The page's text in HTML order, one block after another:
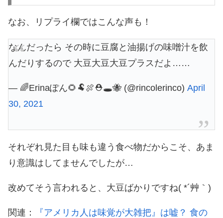
なお、リプライ欄ではこんな声も！
なんだったら その時に豆腐と油揚げの味噌汁を飲
んだりするので 大豆大豆大豆プラスだよ……
— 🌈Erinaぽん🌻🐏🍖⛑🕳🐝 (@rincolerinco) April
30, 2021
それぞれ見た目も味も違う食べ物だからこそ、あま
り意識はしてませんでしたが…
改めてそう言われると、大豆ばかりですね( *´艸｀)
関連：
『アメリカ人は味覚が大雑把』は嘘？ 食の